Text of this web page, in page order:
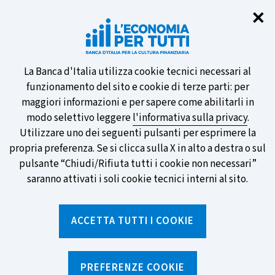
✕
Informativa
sui
cookie
La Banca d'Italia utilizza cookie tecnici necessari al
funzionamento del sito e cookie di terze parti: per
maggiori informazioni e per sapere come abilitarli in
modo selettivo leggerel'informativa sulla privacy.
Utilizzare uno dei seguenti pulsanti per esprimere la
propria preferenza. Se si clicca sulla X in alto a destra o sul
pulsante “Chiudi/Rifiuta tutti i cookie non necessari”
saranno attivati i soli cookie tecnici interni al sito.
ACCETTA TUTTI I COOKIE
PREFERENZE COOKIE
Partecipa al sondaggio della BCE
sulle nuove banconote e vota la tua
preferita!
SCOPRI DI PIÙ